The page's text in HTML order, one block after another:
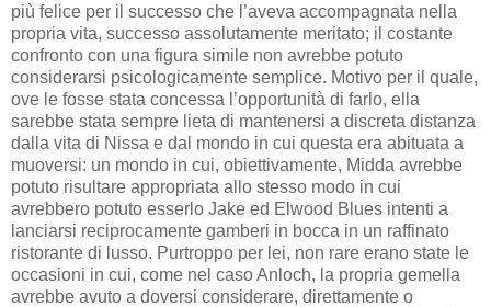
più felice per il successo che l’aveva accompagnata nella
propria vita, successo assolutamente meritato; il costante
confronto con una figura simile non avrebbe potuto
considerarsi psicologicamente semplice. Motivo per il quale,
ove le fosse stata concessa l’opportunità di farlo, ella
sarebbe stata sempre lieta di mantenersi a discreta distanza
dalla vita di Nissa e dal mondo in cui questa era abituata a
muoversi: un mondo in cui, obiettivamente, Midda avrebbe
potuto risultare appropriata allo stesso modo in cui
avrebbero potuto esserlo Jake ed Elwood Blues intenti a
lanciarsi reciprocamente gamberi in bocca in un raffinato
ristorante di lusso. Purtroppo per lei, non rare erano state le
occasioni in cui, come nel caso Anloch, la propria gemella
avrebbe avuto a doversi considerare, direttamente o